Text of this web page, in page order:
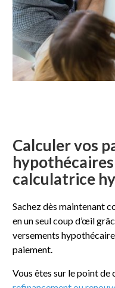
Calculer vos
calculatrice
Sachez dès maintenant
en un seul coup d’œil
versements
paiement.
Vous êtes sur le point